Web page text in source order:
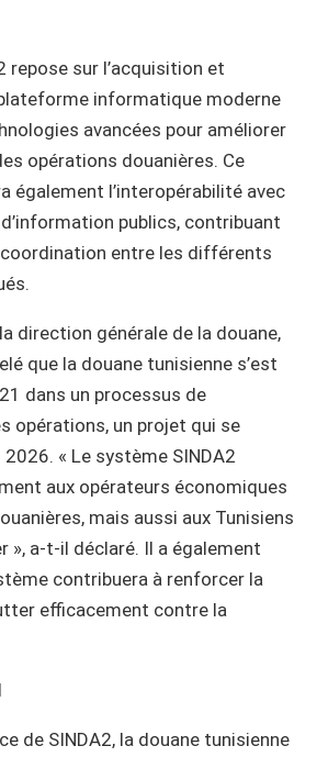
repose sur l’acquisition et
informatique moderne
avancées pour améliorer
opérations douanières. Ce
également l’interopérabilité avec
publics, contribuant
entre les différents
direction générale de la douane,
que la douane tunisienne s’est
dans un processus de
opérations, un projet qui se
2026. « Le système SINDA2
aux opérateurs économiques
mais aussi aux Tunisiens
», a-t-il déclaré. Il a également
contribuera à renforcer la
efficacement contre la
de SINDA2, la douane tunisienne